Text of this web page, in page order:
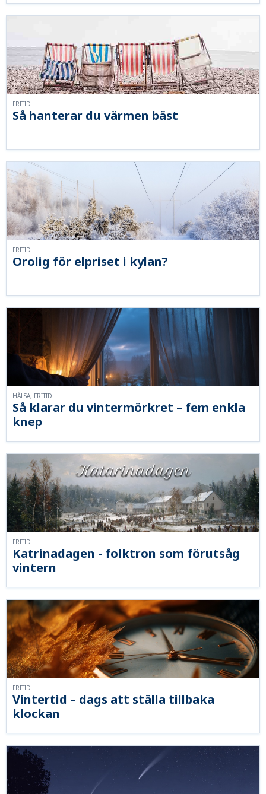
Så hanterar du värmen bäst
FRITID
Orolig för elpriset i kylan?
FRITID
Så klarar du vintermörkret – fem enkla
knep
HÄLSA, FRITID
Katrinadagen - folktron som förutsåg
vintern
FRITID
Vintertid – dags att ställa tillbaka
klockan
FRITID